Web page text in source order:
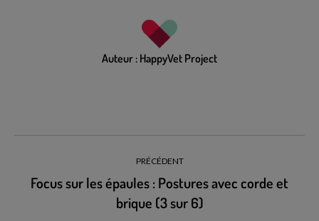
Auteur : HappyVet Project
PRÉCÉDENT
Focus sur les épaules : Postures avec corde et
brique (3 sur 6)